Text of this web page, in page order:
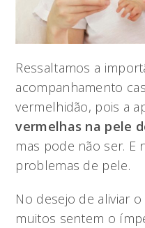
Ressaltamos a
acompanhamento
vermelhidão, pois a
vermelhas na pele
mas pode não ser. E
problemas de pele.
No desejo de aliviar
muitos sentem o